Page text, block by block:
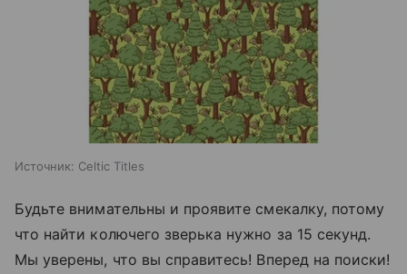
Источник: Celtic Titles
Будьте внимательны и проявите смекалку, потому
что найти колючего зверька нужно за 15 секунд.
Мы уверены, что вы справитесь! Вперед на поиски!